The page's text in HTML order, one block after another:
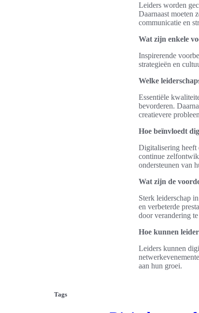
Leiders worden
Daarnaast moeten
communicatie en
Wat zijn enkele
Inspirerende
strategieën en
Welke
Essentiële
bevorderen.
creatievere
Hoe beïnvloedt
Digitalisering heeft
continue
ondersteunen van
Wat zijn de
Sterk leiderschap
en verbeterde
door verandering
Hoe kunnen
Leiders kunnen
aan hun groei.
Tags